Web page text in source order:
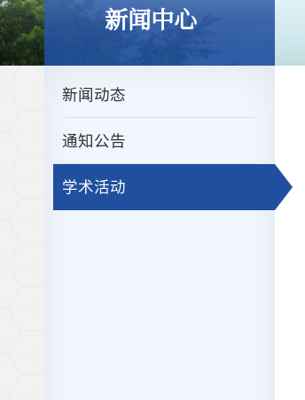
新闻中心
新闻动态
通知公告
学术活动